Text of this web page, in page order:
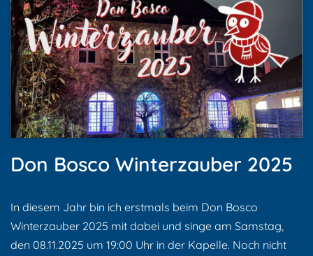
Don Bosco Winterzauber 2025
In diesem Jahr bin ich erstmals beim Don Bosco
Winterzauber 2025 mit dabei und singe am Samstag,
den 08.11.2025 um 19:00 Uhr in der Kapelle. Noch nicht